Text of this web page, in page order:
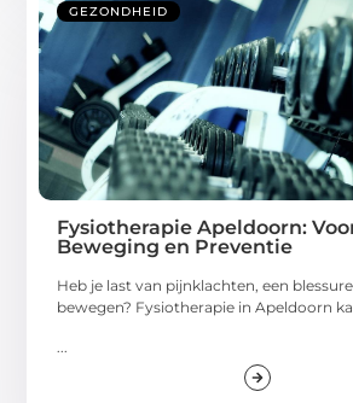
GEZONDHEID
Fysiotherapie Apeldoorn:
Beweging en Preventie
Heb je last van pijnklachten, een
bewegen? Fysiotherapie in Apeldoorn